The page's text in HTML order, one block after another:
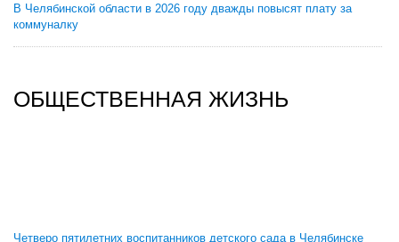
В Челябинской области в 2026 году дважды повысят плату за
коммуналку
ОБЩЕСТВЕННАЯ ЖИЗНЬ
Четверо пятилетних воспитанников детского сада в Челябинске